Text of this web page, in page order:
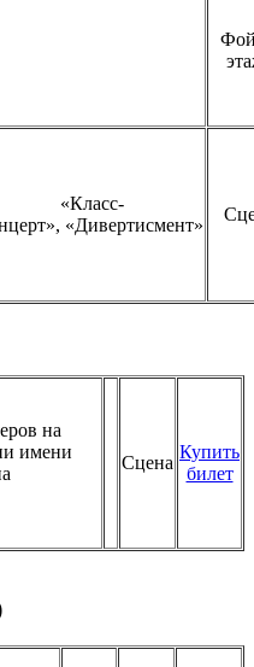
«Класс-
«Дивертисмент»
на
имени
Сцена
Купить
билет